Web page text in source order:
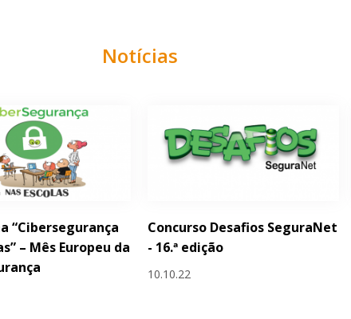
Notícias
“Cibersegurança
– Mês Europeu da
Concurso Desafios SeguraNet
- 16.ª edição
10.10.22